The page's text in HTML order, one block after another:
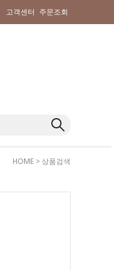
고객센터 주문조회
HOME > 상품검색